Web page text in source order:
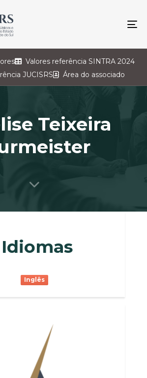
Valores referência SINTRA 2024
JUCISRS
Área do associado
Teixeira
Idiomas
Inglês